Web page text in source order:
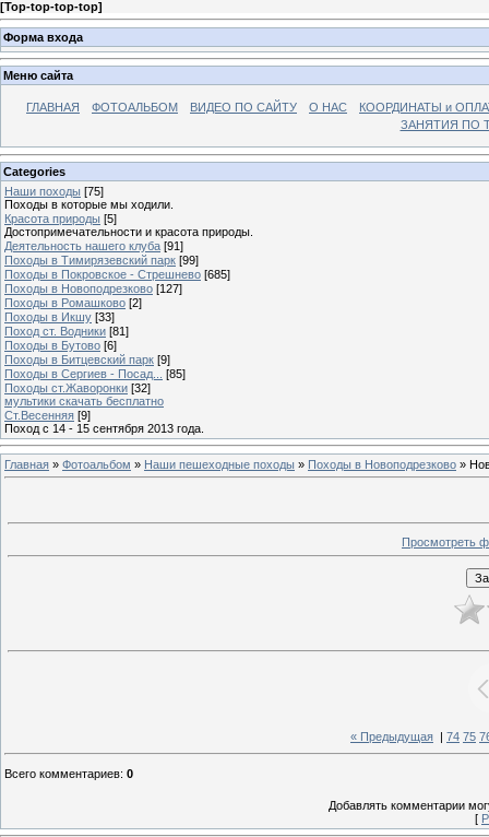
[Top-top-top-top]
Форма входа
Меню сайта
ГЛАВНАЯ ФОТОАЛЬБОМ ВИДЕО ПО САЙТУ О НАС
КООРДИНАТЫ и
ЗАНЯТИЯ ПО
Categories
Наши походы [75]
Походы в которые мы ходили.
Красота природы [5]
Достопримечательности и красота природы.
Деятельность нашего клуба [91]
Походы в Тимирязевский парк [99]
Походы в Покровское - Стрешнево [685]
Походы в Новоподрезково [127]
Походы в Ромашково [2]
Походы в Икшу [33]
Поход ст. Водники [81]
Походы в Бутово [6]
Походы в Битцевский парк [9]
Походы в Сергиев - Посад...
[85]
Походы ст.Жаворонки [32]
мультики скачать бесплатно
Ст.Весенняя [9]
Поход с 14 - 15 сентября 2013 года.
Главная » Фотоальбом » Наши пешеходные походы » Походы в Новоподрезково »
Просмотреть
« Предыдущая 74 75
Всего комментариев: 0
Добавлять комментарии
[